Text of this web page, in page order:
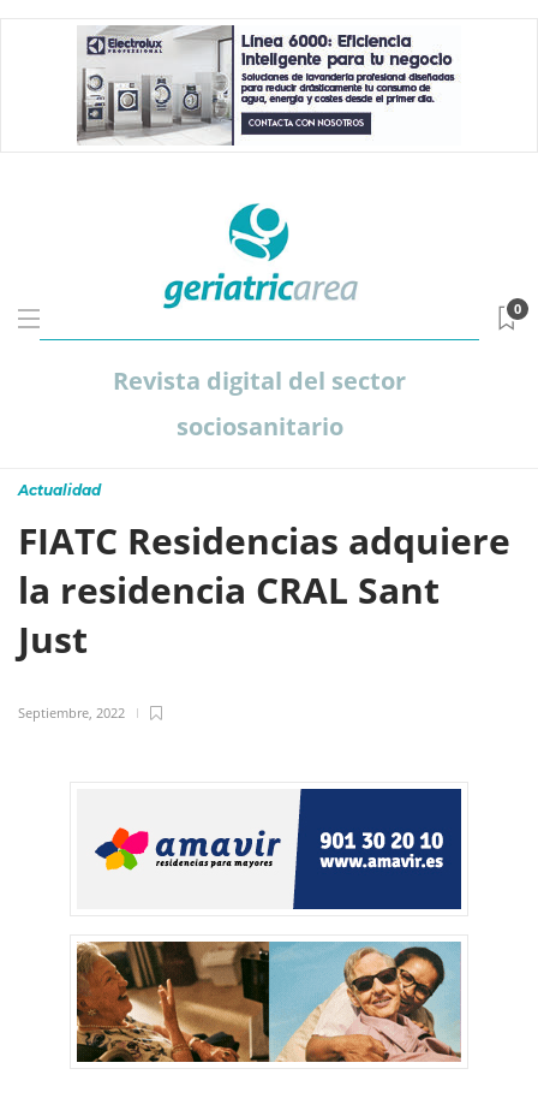
Revista digital del sector
sociosanitario
0
Actualidad
FIATC Residencias adquiere
la residencia CRAL Sant
Just
Septiembre, 2022